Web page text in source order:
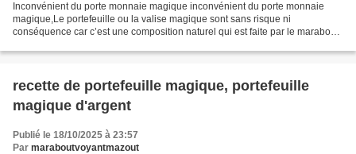
Inconvénient du porte monnaie magique inconvénient du porte monnaie
magique,Le portefeuille ou la valise magique sont sans risque ni
conséquence car c’est une composition naturel qui est faite par le marabout
recette de portefeuille magique, portefeuille
magique d'argent
Publié le 18/10/2025 à 23:57
Par maraboutvoyantmazout